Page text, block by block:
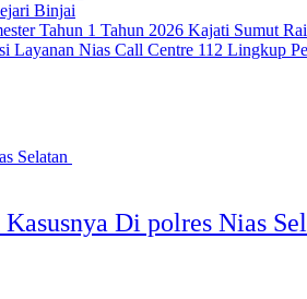
Binjai
Kajati Sumut
Layanan Nias Call Centre 112 Lingkup
Di polres Nias